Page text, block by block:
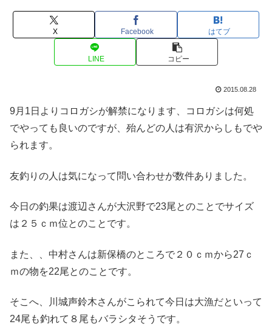
X Facebook はてブ
LINE コピー
2015.08.28
9月1日よりコロガシが解禁になります、コロガシは何処
でやっても良いのですが、殆んどの人は有沢からしもでや
られます。
友釣りの人は気になって問い合わせが数件ありました。
今日の釣果は渡辺さんが大沢野で23尾とのことでサイズ
は２５ｃｍ位とのことです。
また、、中村さんは新保橋のところで２０ｃｍから27ｃ
ｍの物を22尾とのことです。
そこへ、川城声鈴木さんがこられて今日は大漁だといって
24尾も釣れて８尾もバラシタそうです。